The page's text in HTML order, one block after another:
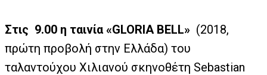
Στις 9.00 η ταινία «GLORIA BELL» (2018,
πρώτη προβολή στην Ελλάδα) του
ταλαντούχου Χιλιανού σκηνοθέτη Sebastian